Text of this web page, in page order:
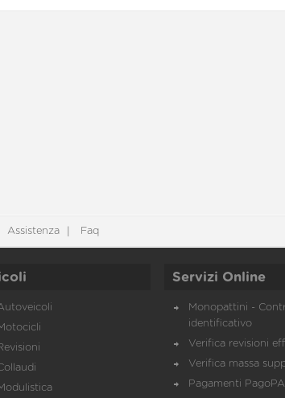
Assistenza Faq
Servizi Online
Monopattini -
identificativo
Verifica revisioni
Verifica massa
Pagamenti PagoPA